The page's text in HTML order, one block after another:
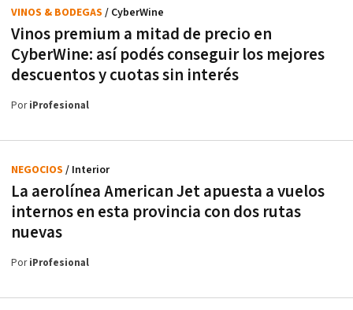
Vinos premium a mitad de precio en
CyberWine: así podés conseguir los mejores
descuentos y cuotas sin interés
VINOS & BODEGAS / CyberWine
PoriProfesional
La aerolínea American Jet apuesta a vuelos
internos en esta provincia con dos rutas
nuevas
NEGOCIOS / Interior
PoriProfesional